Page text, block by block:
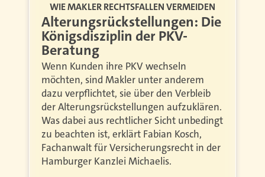
WIE MAKLER RECHTSFALLEN VERMEIDEN
Alterungsrückstellungen: Die
Königsdisziplin der PKV-
Beratung
Wenn Kunden ihre PKV wechseln
möchten, sind Makler unter anderem
dazu verpflichtet, sie über den Verbleib
der Alterungsrückstellungen aufzuklären.
Was dabei aus rechtlicher Sicht unbedingt
zu beachten ist, erklärt Fabian Kosch,
Fachanwalt für Versicherungsrecht in der
Hamburger Kanzlei Michaelis.